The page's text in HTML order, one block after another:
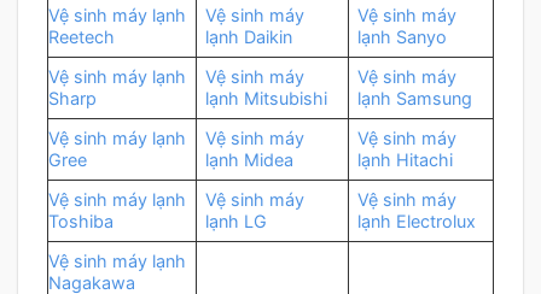
Vệ sinh máy lạnh
Reetech
Vệ sinh máy
lạnh Daikin
Vệ sinh máy
lạnh Sanyo
Vệ sinh máy lạnh
Sharp
Vệ sinh máy
lạnh Mitsubishi
Vệ sinh máy
lạnh Samsung
Vệ sinh máy lạnh
Gree
Vệ sinh máy
lạnh Midea
Vệ sinh máy
lạnh Hitachi
Vệ sinh máy lạnh
Toshiba
Vệ sinh máy
lạnh LG
Vệ sinh máy
lạnh Electrolux
Vệ sinh máy lạnh
Nagakawa